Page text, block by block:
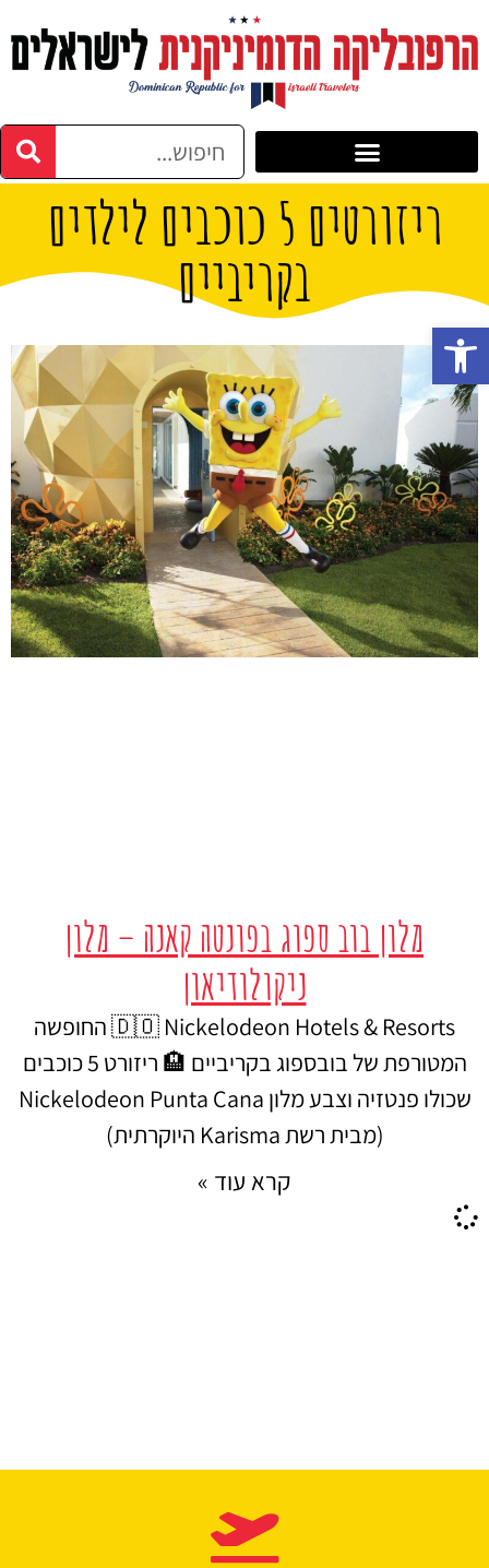
ריזורטים 5 כוכבים לילדים
בקריביים
מלון בוב ספוג בפונטה קאנה – מלון
ניקולודיאון
🇩🇴 Nickelodeon Hotels & Resorts החופשה
המטורפת של בובספוג בקריביים 🏨 ריזורט 5 כוכבים
שכולו פנטזיה וצבע מלון Nickelodeon Punta Cana
(מבית רשת Karisma היוקרתית)
קרא עוד »
פתח סרגל נגישות